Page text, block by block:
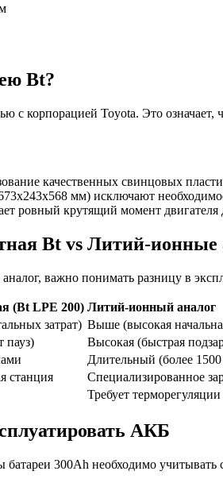
Bt?
с корпорацией Toyota. Это
качественных свинцовых
мм) исключают
ровный крутящий момент
Bt vs Литий-ионные
важно понимать разницу в
(Bt LPE 200) Литий-ионный аналог
затрат) Выше (высокая
пауз)
Высокая (быстрая
Длительный (более
станция
Специализированное
Требует терморегуляции
АКБ
батареи 300Ah необходимо